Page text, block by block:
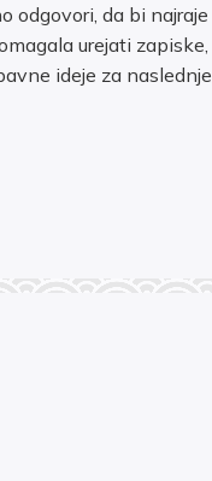
odgovori, da bi najraje
urejati zapiske,
ideje za naslednje